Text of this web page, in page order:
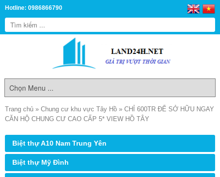
Hotline: 0986866790
Trang chủ » Chung cư khu vực Tây Hồ » CHỈ 600TR ĐỂ SỞ HỮU NGAY
CĂN HỘ CHUNG CƯ CAO CẤP 5* VIEW HỒ TÂY
Biệt thự A10 Nam Trung Yên
Biệt thự Mỹ Đình